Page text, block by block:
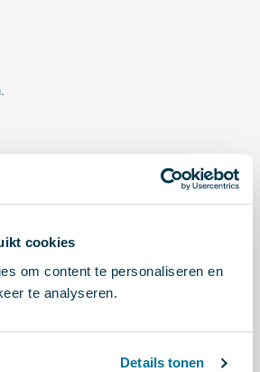
cookies
om content te personaliseren en
te analyseren.
Details tonen